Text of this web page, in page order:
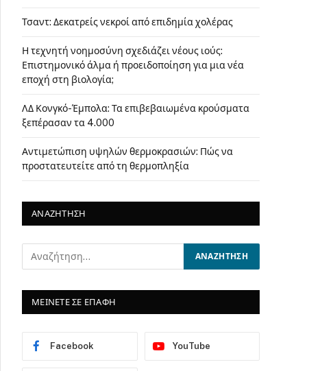
Τσαντ: Δεκατρείς νεκροί από επιδημία χολέρας
Η τεχνητή νοημοσύνη σχεδιάζει νέους ιούς:
Επιστημονικό άλμα ή προειδοποίηση για μια νέα
εποχή στη βιολογία;
ΛΔ Κονγκό-Έμπολα: Τα επιβεβαιωμένα κρούσματα
ξεπέρασαν τα 4.000
Αντιμετώπιση υψηλών θερμοκρασιών: Πώς να
προστατευτείτε από τη θερμοπληξία
ΑΝΑΖΗΤΗΣΗ
ΜΕΙΝΕΤΕ ΣΕ ΕΠΑΦΗ
Facebook YouTube